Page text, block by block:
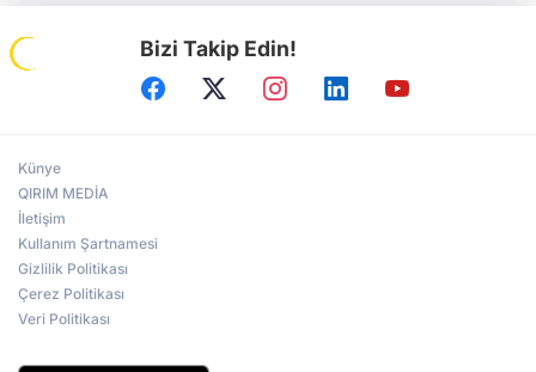
Bizi Takip Edin!
Künye
QIRIM MEDİA
İletişim
Kullanım Şartnamesi
Gizlilik Politikası
Çerez Politikası
Veri Politikası